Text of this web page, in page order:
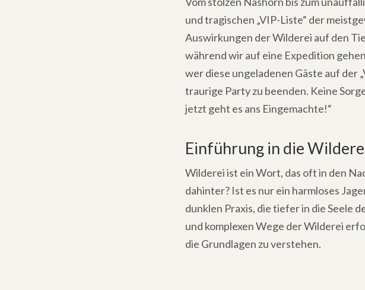
und tragischen „VIP-Liste“ der
Auswirkungen der Wilderei auf den
während wir auf eine Expedition
wer diese ungeladenen Gäste auf der
traurige Party zu beenden. Keine
jetzt geht es ans Eingemachte!“
Einführung in die
Wilderei ist ein Wort, das oft in den
dahinter? Ist es nur ein harmloses
dunklen Praxis, die tiefer in die Seele
und komplexen Wege der Wilderei
die Grundlagen zu verstehen.